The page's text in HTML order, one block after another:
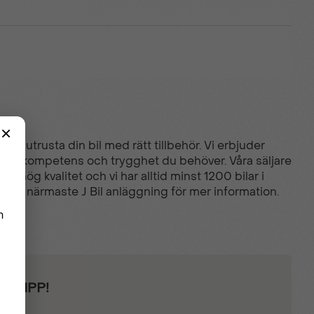
att utrusta din bil med rätt tillbehör. Vi erbjuder
kompetens och trygghet du behöver. Våra säljare
hög kvalitet och vi har alltid minst 1200 bilar i
din närmaste J Bil anläggning för mer information.
KLIPP!